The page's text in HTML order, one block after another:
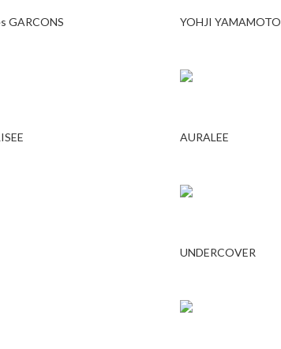
GARCONS YOHJI YAMAMOTO
AURALEE
UNDERCOVER